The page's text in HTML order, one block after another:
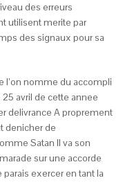
des erreurs
utilisent merite par
des signaux pour sa
l’on nomme du accompli
avril de cette annee
delivrance A proprement
denicher de
Satan Il va son
sur une accorde
exercer en tant la